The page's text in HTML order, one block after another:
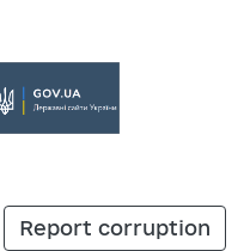
Report corruption